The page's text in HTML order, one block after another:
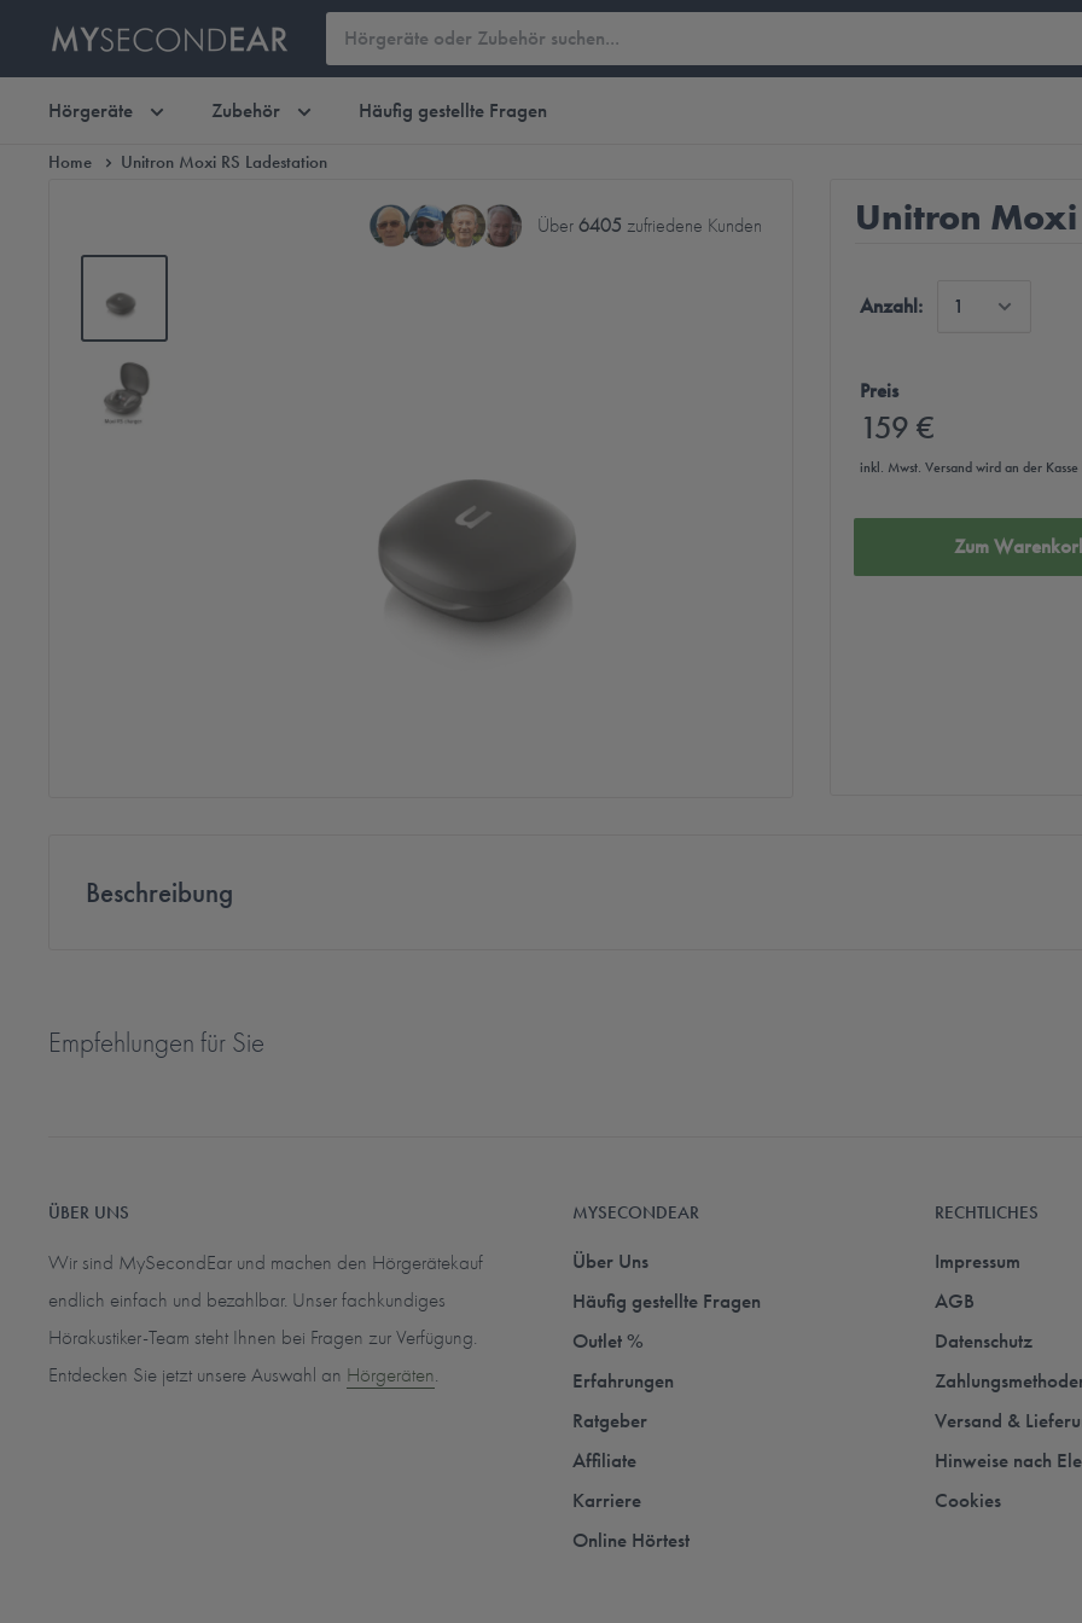
Hörgeräte Zubehör Häufig gestellte Fragen
Home Unitron Moxi RS Ladestation
Über 6405 zufriedene Kunden Unitron Moxi
Preis
159 €
inkl. Mwst. Versand wird an der
Anzahl:
Zum
Beschreibung
Empfehlungen für Sie
ÜBER UNS
Wir sind MySecondEar und machen den Hörgerätekauf
endlich einfach und bezahlbar. Unser fachkundiges
Hörakustiker-Team steht Ihnen bei Fragen zur Verfügung.
Entdecken Sie jetzt unsere Auswahl an Hörgeräten.
MYSECONDEAR
Über Uns
Häufig gestellte Fragen
Outlet %
Erfahrungen
Ratgeber
Affiliate
Karriere
Online Hörtest
RECHTLICHES
Impressum
AGB
Datenschutz
Versand &
Hinweise nach
Cookies